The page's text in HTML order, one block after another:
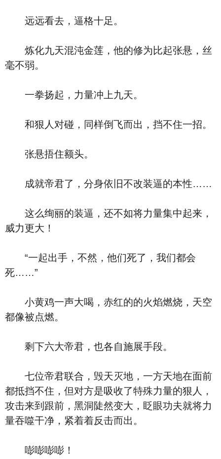
远远看去，逼格十足。
炼化九天混沌金莲，他的修为比起张悬，丝
毫不弱。
一拳扬起，力量冲上九天。
和狠人对碰，同样倒飞而出，挡不住一招。
张悬捂住额头。
成就帝君了，分身依旧不改装逼的本性……
这么绚丽的装逼，还不如将力量集中起来，
威力更大！
“一起出手，不然，他们死了，我们都会
死……”
小黄鸡一声大喝，赤红的的火焰燃烧，天空
都像被点燃。
剩下六大帝君，也各自施展手段。
七位帝君联合，毁天灭地，一方天地在面前
都抵挡不住，但对方是吸收了特殊力量的狠人，
攻击来到跟前，黑洞陡然变大，眨眼功夫就将力
量吞噬干净，紧着着反击而出。
嘭嘭嘭嘭！